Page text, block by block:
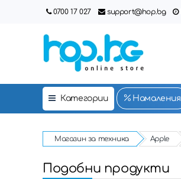
0700 17 027 support@hop.bg
Категории Намаления
Магазин за техника Apple
Подобни продукти